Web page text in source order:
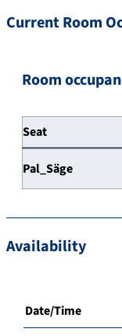
Current Room
Room
Seat
Pal_Säge
Availability
Date/Time